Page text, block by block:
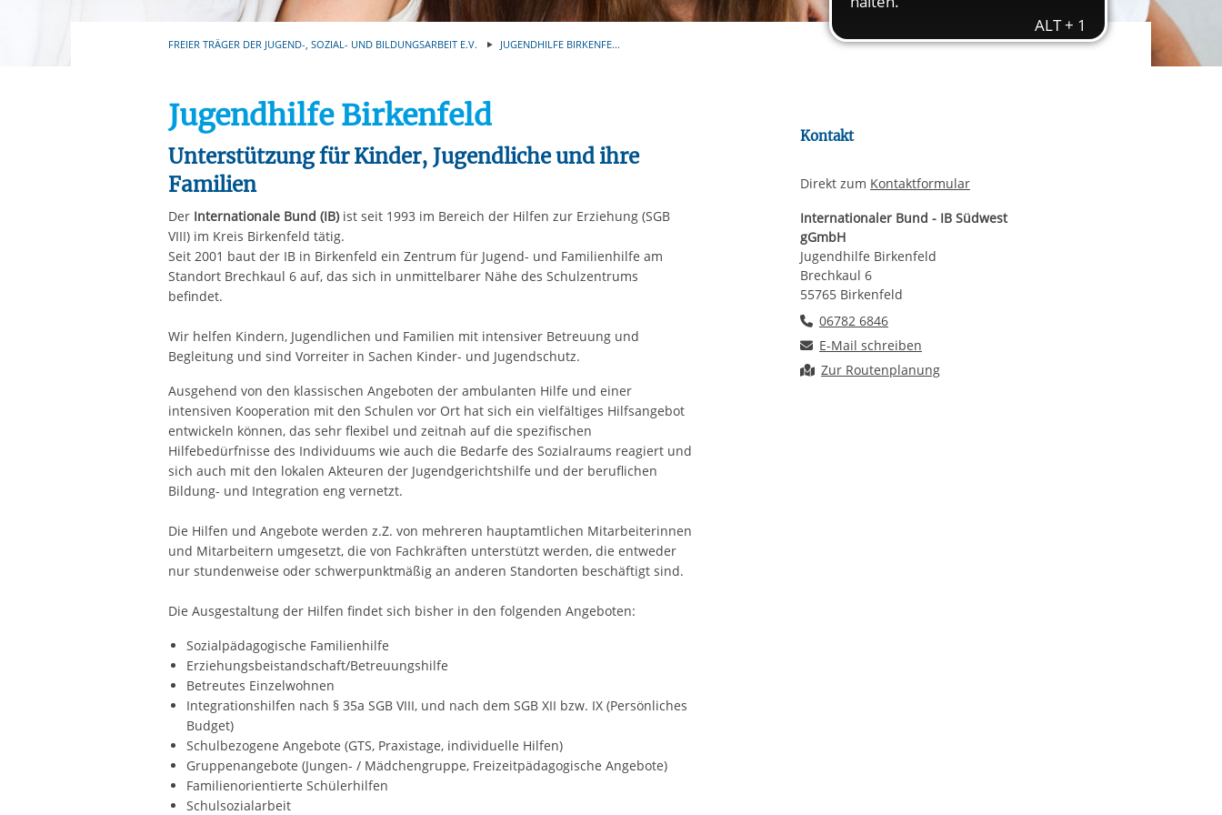
Ihre etwaige Einwilligung erstreckt sich nicht auf notwendige Cookies, die erforderlich zur Bereitstellung
der von Ihnen aufgerufenen und somit gewünschten Website-Funktionen sind. Diese Cookies setzen wir
aufgrund berechtigter Interessen und daher unabhängig von einer Einwilligung.
Automatische Wiedergabe starten/stoppen
FREIER TRÄGER DER JUGEND-, SOZIAL- UND BILDUNGSARBEIT E.V. JUGENDHILFE BIRKENFE...
Jugendhilfe Birkenfeld
Unterstützung für Kinder, Jugendliche und ihre
Familien
Der Internationale Bund (IB)ist seit 1993 im Bereich der Hilfen zur Erziehung (SGB
VIII) im Kreis Birkenfeld tätig.
Seit 2001 baut der IB in Birkenfeld ein Zentrum für Jugend- und Familienhilfe am
Standort Brechkaul 6 auf, das sich in unmittelbarer Nähe des Schulzentrums
befindet.
Wir helfen Kindern, Jugendlichen und Familien mit intensiver Betreuung und
Begleitung und sind Vorreiter in Sachen Kinder- und Jugendschutz.
Ausgehend von den klassischen Angeboten der ambulanten Hilfe und einer
intensiven Kooperation mit den Schulen vor Ort hat sich ein vielfältiges Hilfsangebot
entwickeln können, das sehr flexibel und zeitnah auf die spezifischen
Hilfebedürfnisse des Individuums wie auch die Bedarfe des Sozialraums reagiert und
sich auch mit den lokalen Akteuren der Jugendgerichtshilfe und der beruflichen
Bildung- und Integration eng vernetzt.
Die Hilfen und Angebote werden z.Z. von mehreren hauptamtlichen Mitarbeiterinnen
und Mitarbeitern umgesetzt, die von Fachkräften unterstützt werden, die entweder
nur stundenweise oder schwerpunktmäßig an anderen Standorten beschäftigt sind.
Die Ausgestaltung der Hilfen findet sich bisher in den folgenden Angeboten:
Sozialpädagogische Familienhilfe
Erziehungsbeistandschaft/Betreuungshilfe
Betreutes Einzelwohnen
Integrationshilfen nach § 35a SGB VIII, und nach dem SGB XII bzw. IX (Persönliches
Budget)
Schulbezogene Angebote (GTS, Praxistage, individuelle Hilfen)
Gruppenangebote (Jungen- / Mädchengruppe, Freizeitpädagogische Angebote)
Familienorientierte Schülerhilfen
Schulsozialarbeit
Kontakt
Direkt zum Kontaktformular
Internationaler Bund - IB Südwest
gGmbH
Jugendhilfe Birkenfeld
Brechkaul 6
55765 Birkenfeld
Telefonnummer
06782 6846
E-Mail an Jugendhilfe Birkenfeld
E-Mail schreiben
Route planen
Zur Routenplanung